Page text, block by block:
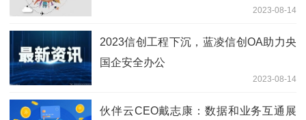
2023-08-14
2023信创工程下沉，蓝凌信创OA助力央
国企安全办公
2023-08-14
伙伴云CEO戴志康：数据和业务互通展